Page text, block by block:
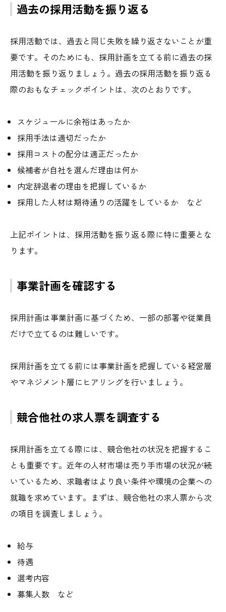
過去の採用活動を振り返る
採用活動では、過去と同じ失敗を繰り返さないことが重
要です。そのためにも、採用計画を立てる前に過去の採
用活動を振り返りましょう。過去の採用活動を振り返る
際のおもなチェックポイントは、次のとおりです。
スケジュールに余裕はあったか
採用手法は適切だったか
採用コストの配分は適正だったか
候補者が自社を選んだ理由は何か
内定辞退者の理由を把握しているか
採用した人材は期待通りの活躍をしているか など
上記ポイントは、採用活動を振り返る際に特に重要とな
ります。
事業計画を確認する
採用計画は事業計画に基づくため、一部の部署や従業員
だけで立てるのは難しいです。
採用計画を立てる前には事業計画を把握している経営層
やマネジメント層にヒアリングを行いましょう。
競合他社の求人票を調査する
採用計画を立てる際には、競合他社の状況を把握するこ
とも重要です。近年の人材市場は売り手市場の状況が続
いているため、求職者はより良い条件や環境の企業への
就職を求めています。まずは、競合他社の求人票から次
の項目を調査しましょう。
給与
待遇
選考内容
募集人数 など